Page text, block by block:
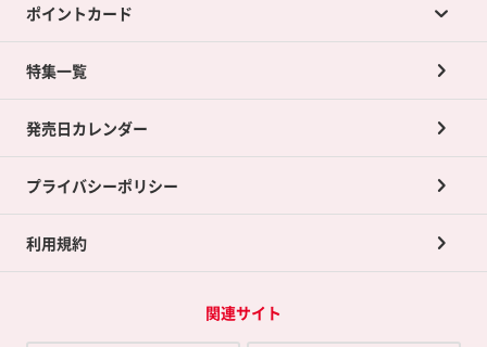
店舗買取について
ネット買取について
買取承諾書について
ポイントカード
ポイントカードTOP
ポイント交換景品
特集一覧
発売日カレンダー
プライバシーポリシー
利用規約
関連サイト